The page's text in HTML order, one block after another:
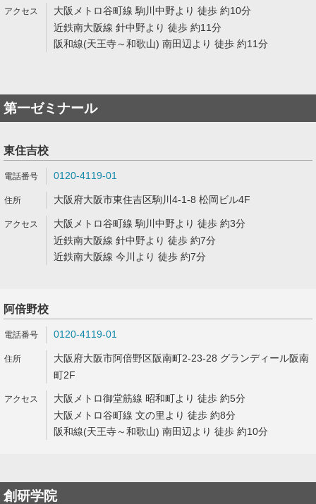
大阪メトロ谷町線 駒川中野より 徒歩 約10分
近鉄南大阪線 針中野より 徒歩 約11分
阪和線(天王寺～和歌山) 南田辺より 徒歩 約11分
第一ゼミナール
東住吉校
0120-4119-01
大阪府大阪市東住吉区駒川4-1-8 松岡ビル4F
大阪メトロ谷町線 駒川中野より 徒歩 約3分
近鉄南大阪線 針中野より 徒歩 約7分
近鉄南大阪線 今川より 徒歩 約7分
阿倍野校
0120-4119-01
大阪府大阪市阿倍野区阪南町2-23-28 グランディール阪南
町2F
大阪メトロ御堂筋線 昭和町より 徒歩 約5分
大阪メトロ谷町線 文の里より 徒歩 約8分
阪和線(天王寺～和歌山) 南田辺より 徒歩 約10分
創研学院